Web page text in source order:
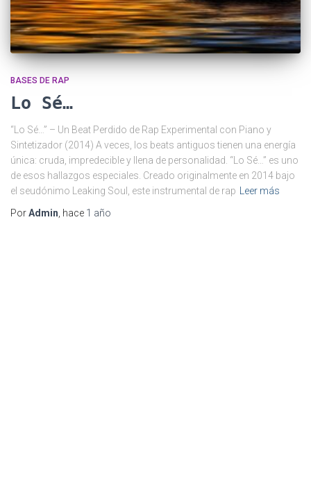
BASES DE RAP
Lo Sé…
“Lo Sé…” – Un Beat Perdido de Rap Experimental con Piano y
Sintetizador (2014) A veces, los beats antiguos tienen una energía
única: cruda, impredecible y llena de personalidad. “Lo Sé…” es uno
de esos hallazgos especiales. Creado originalmente en 2014 bajo
el seudónimo Leaking Soul, este instrumental de rap
Leer más
PorAdmin , hace 1 año